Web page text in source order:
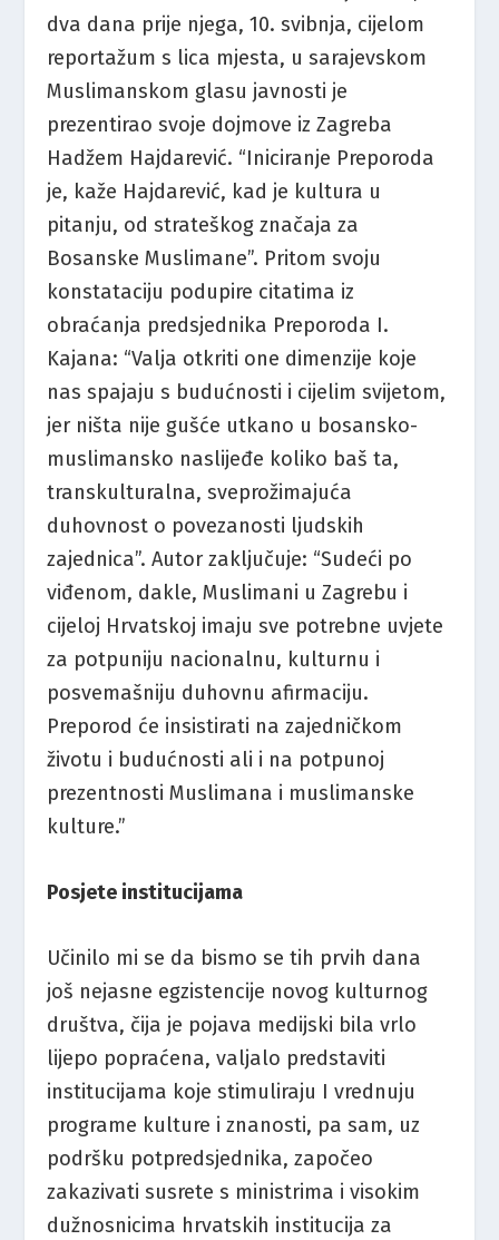
dva dana prije njega, 10. svibnja, cijelom
reportažum s lica mjesta, u sarajevskom
Muslimanskom glasu javnosti je
prezentirao svoje dojmove iz Zagreba
Hadžem Hajdarević. “Iniciranje Preporoda
je, kaže Hajdarević, kad je kultura u
pitanju, od strateškog značaja za
Bosanske Muslimane”. Pritom svoju
konstataciju podupire citatima iz
obraćanja predsjednika Preporoda I.
Kajana: “Valja otkriti one dimenzije koje
nas spajaju s budućnosti i cijelim svijetom,
jer ništa nije gušće utkano u bosansko-
muslimansko naslijeđe koliko baš ta,
transkulturalna, sveprožimajuća
duhovnost o povezanosti ljudskih
zajednica”. Autor zaključuje: “Sudeći po
viđenom, dakle, Muslimani u Zagrebu i
cijeloj Hrvatskoj imaju sve potrebne uvjete
za potpuniju nacionalnu, kulturnu i
posvemašniju duhovnu afirmaciju.
Preporod će insistirati na zajedničkom
životu i budućnosti ali i na potpunoj
prezentnosti Muslimana i muslimanske
kulture.”
Posjete institucijama
Učinilo mi se da bismo se tih prvih dana
još nejasne egzistencije novog kulturnog
društva, čija je pojava medijski bila vrlo
lijepo popraćena, valjalo predstaviti
institucijama koje stimuliraju I vrednuju
programe kulture i znanosti, pa sam, uz
podršku potpredsjednika, započeo
zakazivati susrete s ministrima i visokim
dužnosnicima hrvatskih institucija za